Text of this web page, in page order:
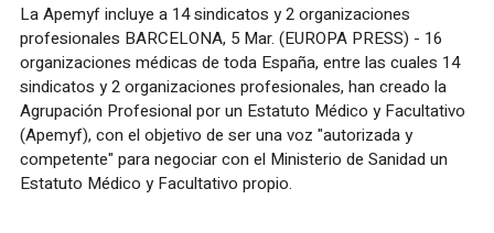
La Apemyf incluye a 14 sindicatos y 2 organizaciones
profesionales BARCELONA, 5 Mar. (EUROPA PRESS) - 16
organizaciones médicas de toda España, entre las cuales 14
sindicatos y 2 organizaciones profesionales, han creado la
Agrupación Profesional por un Estatuto Médico y Facultativo
(Apemyf), con el objetivo de ser una voz "autorizada y
competente" para negociar con el Ministerio de Sanidad un
Estatuto Médico y Facultativo propio.